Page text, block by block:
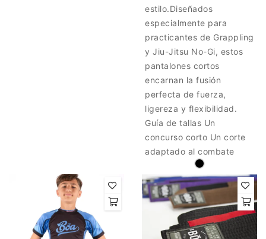
estilo.Diseñados
especialmente para
practicantes de Grappling
y Jiu-Jitsu No-Gi, estos
pantalones cortos
encarnan la fusión
perfecta de fuerza,
ligereza y flexibilidad.
Guía de tallas Un
concurso corto Un corte
adaptado al combate